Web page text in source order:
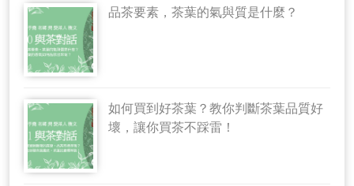
品茶要素，茶葉的氣與質是什麼？
如何買到好茶葉？教你判斷茶葉品質好
壞，讓你買茶不踩雷！